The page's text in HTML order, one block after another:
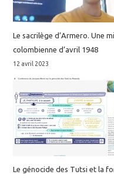
Le sacrilège d’Armero. Une
colombienne d’avril 1948
12 avril 2023
Le génocide des Tutsi et la